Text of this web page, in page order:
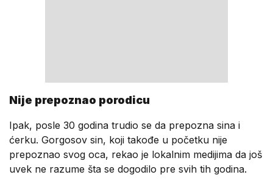
Nije prepoznao porodicu
Ipak, posle 30 godina trudio se da prepozna sina i
ćerku. Gorgosov sin, koji takođe u početku nije
prepoznao svog oca, rekao je lokalnim medijima da još
uvek ne razume šta se dogodilo pre svih tih godina.